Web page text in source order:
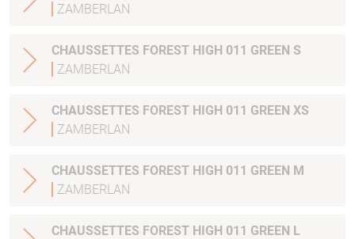
ZAMBERLAN
CHAUSSETTES FOREST HIGH 011 GREEN S
ZAMBERLAN
CHAUSSETTES FOREST HIGH 011 GREEN XS
ZAMBERLAN
CHAUSSETTES FOREST HIGH 011 GREEN M
ZAMBERLAN
CHAUSSETTES FOREST HIGH 011 GREEN L